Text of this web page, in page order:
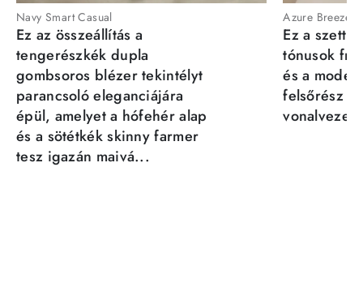
Navy Smart Casual
Ez az összeállítás a
tengerészkék dupla
gombsoros blézer tekintélyt
parancsoló eleganciájára
épül, amelyet a hófehér alap
és a sötétkék skinny farmer
tesz igazán maivá...
Azure Breeze
Ez a szett
tónusok
és a
felsőrész